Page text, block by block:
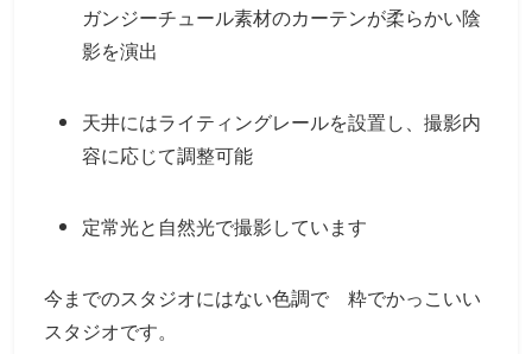
ガンジーチュール素材のカーテンが柔らかい陰
影を演出
天井にはライティングレールを設置し、撮影内
容に応じて調整可能
定常光と自然光で撮影しています
今までのスタジオにはない色調で 粋でかっこいい
スタジオです。